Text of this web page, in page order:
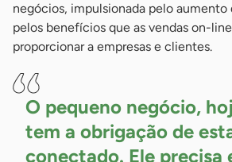
negócios, impulsionada pelo
pelos benefícios que as vendas on-
proporcionar a empresas e clientes.
O pequeno negócio,
tem a obrigação de
conectado. Ele precisa